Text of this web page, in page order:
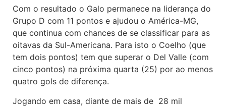
Com o resultado o Galo permanece na liderança do
Grupo D com 11 pontos e ajudou o América-MG,
que continua com chances de se classificar para as
oitavas da Sul-Americana. Para isto o Coelho (que
tem dois pontos) tem que superar o Del Valle (com
cinco pontos) na próxima quarta (25) por ao menos
quatro gols de diferença.
Jogando em casa, diante de mais de 28 mil